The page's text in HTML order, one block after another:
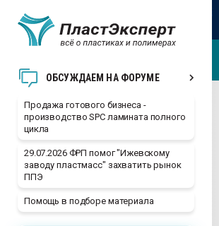
ОБСУЖДАЕМ НА ФОРУМЕ
Продажа готового бизнеса -
производство SPC ламината полного
цикла
29.07.2026 ФРП помог "Ижевскому
заводу пластмасс" захватить рынок
ППЭ
Помощь в подборе материала